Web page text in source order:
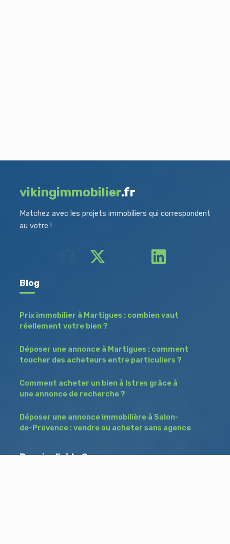
vikingimmobilier.fr
Matchez avec les projets immobiliers qui correspondent
au votre !
Blog
Prix immobilier à Martigues : combien vaut
réellement votre bien ?
Déposer une annonce à Martigues : comment
toucher des acheteurs entre particuliers ?
Comment acheter un bien à Istres grâce à
une annonce de recherche ?
Déposer une annonce immobilière à Salon-
de-Provence : vendre ou acheter sans agence
Besoin d'aide ?